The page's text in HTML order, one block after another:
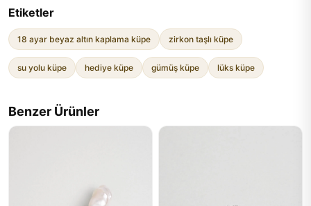
Etiketler
18 ayar beyaz altın kaplama küpe zirkon taşlı küpe
su yolu küpe hediye küpe gümüş küpe lüks küpe
Benzer Ürünler